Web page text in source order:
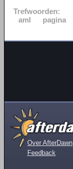
Trefwoorden:
aml
pagina
Over AfterDawn
Feedback